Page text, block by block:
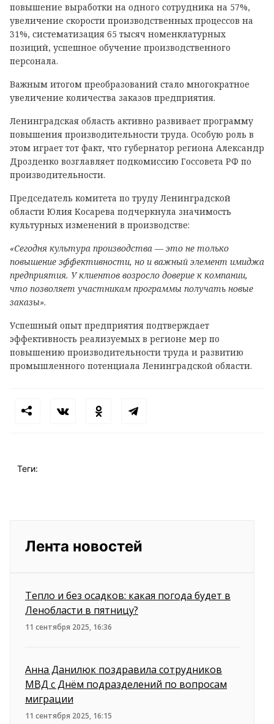
повышение выработки на одного сотрудника на 57%,
увеличение скорости производственных процессов на
31%, систематизация 65 тысяч номенклатурных
позиций, успешное обучение производственного
персонала.
Важным итогом преобразований стало многократное
увеличение количества заказов предприятия.
Ленинградская область активно развивает программу
повышения производительности труда. Особую роль в
этом играет тот факт, что губернатор региона Александр
Дрозденко возглавляет подкомиссию Госсовета РФ по
производительности.
Председатель комитета по труду Ленинградской
области Юлия Косарева подчеркнула значимость
культурных изменений в производстве:
«Сегодня культура производства — это не только
повышение эффективности, но и важный элемент имиджа
предприятия. У клиентов возросло доверие к компании,
что позволяет участникам программы получать новые
заказы».
Успешный опыт предприятия подтверждает
эффективность реализуемых в регионе мер по
повышению производительности труда и развитию
промышленного потенциала Ленинградской области.
Теги:
Лента новостей
Тепло и без осадков: какая погода будет в
Ленобласти в пятницу?
11 сентября 2025, 16:36
Анна Данилюк поздравила сотрудников
МВД с Днём подразделений по вопросам
миграции
11 сентября 2025, 16:15